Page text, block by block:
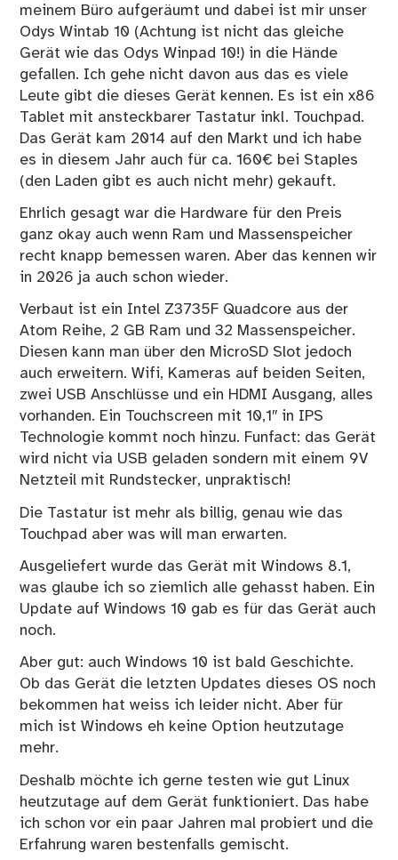
meinem Büro aufgeräumt und dabei ist mir unser
Odys Wintab 10 (Achtung ist nicht das gleiche
Gerät wie das Odys Winpad 10!) in die Hände
gefallen. Ich gehe nicht davon aus das es viele
Leute gibt die dieses Gerät kennen. Es ist ein x86
Tablet mit ansteckbarer Tastatur inkl. Touchpad.
Das Gerät kam 2014 auf den Markt und ich habe
es in diesem Jahr auch für ca. 160€ bei Staples
(den Laden gibt es auch nicht mehr) gekauft.
Ehrlich gesagt war die Hardware für den Preis
ganz okay auch wenn Ram und Massenspeicher
recht knapp bemessen waren. Aber das kennen wir
in 2026 ja auch schon wieder.
Verbaut ist ein Intel Z3735F Quadcore aus der
Atom Reihe, 2 GB Ram und 32 Massenspeicher.
Diesen kann man über den MicroSD Slot jedoch
auch erweitern. Wifi, Kameras auf beiden Seiten,
zwei USB Anschlüsse und ein HDMI Ausgang, alles
vorhanden. Ein Touchscreen mit 10,1″ in IPS
Technologie kommt noch hinzu. Funfact: das Gerät
wird nicht via USB geladen sondern mit einem 9V
Netzteil mit Rundstecker, unpraktisch!
Die Tastatur ist mehr als billig, genau wie das
Touchpad aber was will man erwarten.
Ausgeliefert wurde das Gerät mit Windows 8.1,
was glaube ich so ziemlich alle gehasst haben. Ein
Update auf Windows 10 gab es für das Gerät auch
noch.
Aber gut: auch Windows 10 ist bald Geschichte.
Ob das Gerät die letzten Updates dieses OS noch
bekommen hat weiss ich leider nicht. Aber für
mich ist Windows eh keine Option heutzutage
mehr.
Deshalb möchte ich gerne testen wie gut Linux
heutzutage auf dem Gerät funktioniert. Das habe
ich schon vor ein paar Jahren mal probiert und die
Erfahrung waren bestenfalls gemischt.